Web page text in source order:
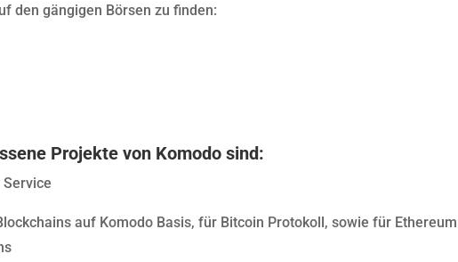
den gängigen Börsen zu finden:
Projekte von Komodo sind:
auf Komodo Basis, für Bitcoin Protokoll, sowie für Ethereum